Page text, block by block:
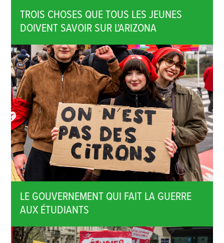
TROIS CHOSES QUE TOUS LES JEUNES
DOIVENT SAVOIR SUR L'ARIZONA
LE GOUVERNEMENT QUI FAIT LA GUERRE
AUX ÉTUDIANTS